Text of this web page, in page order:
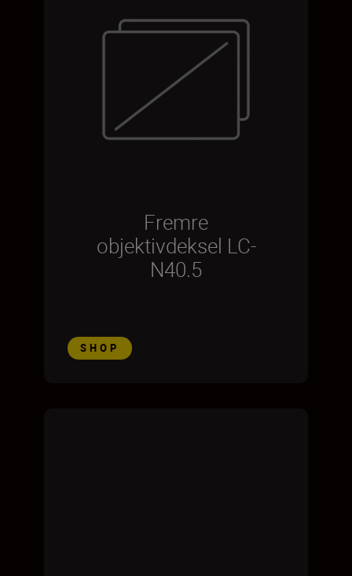
Fremre
objektivdeksel LC-
N40.5
SHOP